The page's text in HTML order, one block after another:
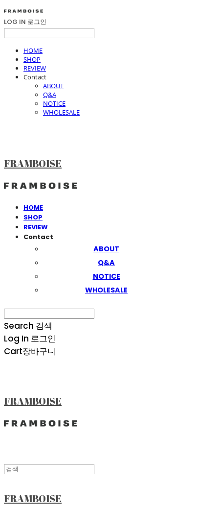
LOG IN 로그인
HOME
SHOP
REVIEW
Contact
ABOUT
Q&A
NOTICE
WHOLESALE
FRAMBOISE
HOME
SHOP
REVIEW
Contact
ABOUT
Q&A
NOTICE
WHOLESALE
Search 검색
Log In 로그인
Cart장바구니
FRAMBOISE
FRAMBOISE